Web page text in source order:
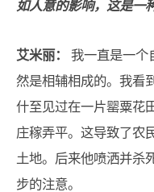
如人意的影响，这是一
艾米丽： 我一直是一个
然是相辅相成的。我看
什至见过在一片罂粟花
庄稼弄平。这导致了农
土地。后来他喷洒并杀
步的注意。